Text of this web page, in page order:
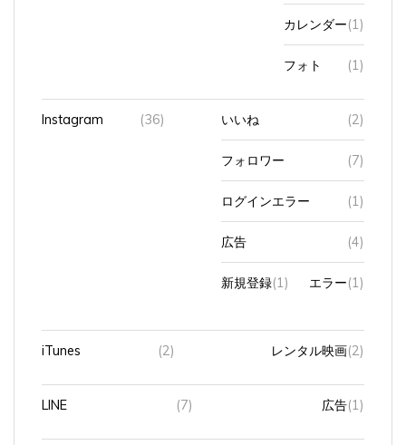
カレンダー(1)
フォト (1)
Instagram (36) いいね (2)
フォロワー (7)
ログインエラー (1)
広告 (4)
新規登録(1) エラー(1)
iTunes (2) レンタル映画(2)
LINE (7) 広告(1)